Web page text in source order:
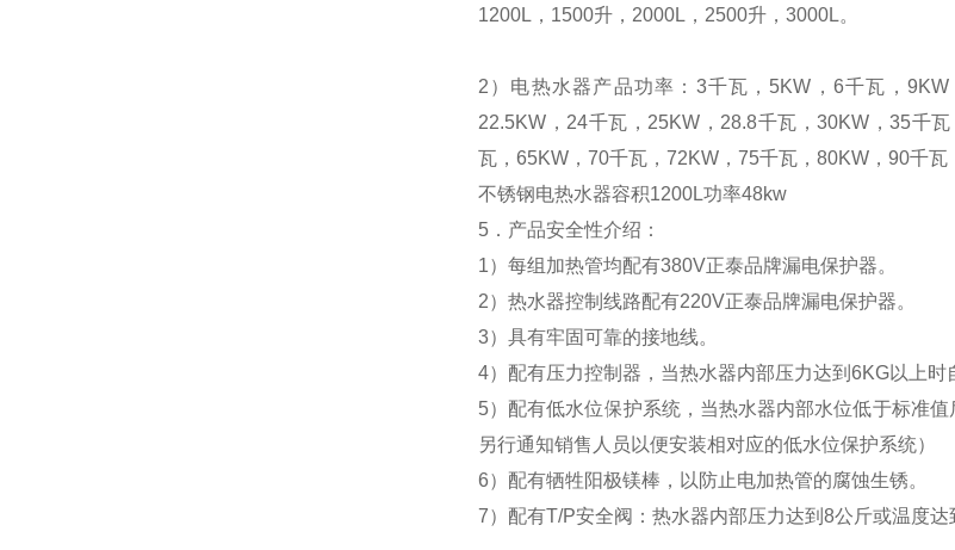
1200L ， 1500升 ， 2000L ， 2500升 ， 3000L。
2 ）电热水器产品功率： 3千瓦， 5KW ， 6千瓦， 9KW
22.5KW ， 24千瓦， 25KW ， 28.8千瓦，30KW ，35千瓦
瓦， 65KW ， 70千瓦， 72KW ， 75千瓦， 80KW ， 90千瓦
不锈钢电热水器容积1200L功率48kw
5 ．产品安全性介绍 ：
1）每组加热管均配有380V正泰品牌漏电保护器。
2）热水器控制线路配有220V正泰品牌漏电保护器。
3）具有牢固可靠的接地线。
4）配有压力控制器，当热水器内部压力达到 6KG以上时
5）配有低水位保护系统， 当热水器内部水位低于标准
另行通知销售人员以便安装相对应的低水位保护系统）
6）配有牺牲阳极镁棒，以防止电加热管的腐蚀生锈。
7）配有T/P安全阀：热水器内部压力达到8公斤或温度达